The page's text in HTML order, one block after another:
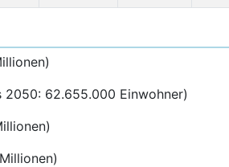
62.655.000 Einwohner)